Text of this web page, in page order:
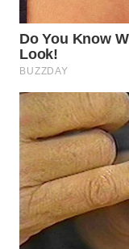
WN
LABUANBAJO
BORNEO
Wahana
Group
WAHANA
NEWS